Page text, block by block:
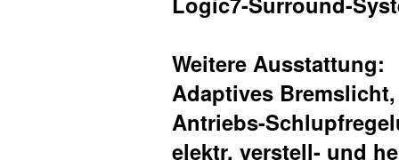
Weitere Ausstattung:
Adaptives
Antriebs-
elektr. verstell- und